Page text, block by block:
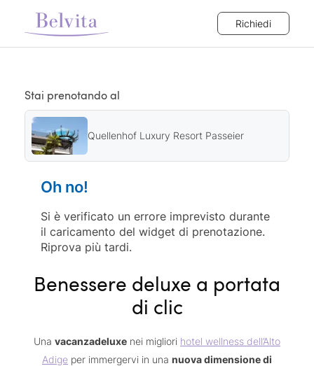
Richiedi
Stai prenotando al
Quellenhof Luxury Resort Passeier
Oh no!
Si è verificato un errore imprevisto durante
il caricamento del widget di prenotazione.
Riprova più tardi.
Benessere deluxe a portata
di clic
Una vacanzadeluxe nei migliori hotel wellness dell’Alto
Adige per immergervi in una nuova dimensione di